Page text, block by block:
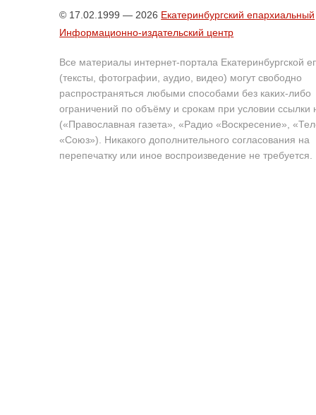
© 17.02.1999 — 2026 Екатеринбургский епархиальный
Информационно-издательский центр
Все материалы интернет-портала Екатеринбургской
(тексты, фотографии, аудио, видео) могут свободно
распространяться любыми способами без каких-либо
ограничений по объёму и срокам при условии ссылки
(«Православная газета», «Радио «Воскресение»,
«Союз»). Никакого дополнительного согласования на
перепечатку или иное воспроизведение не требуется.